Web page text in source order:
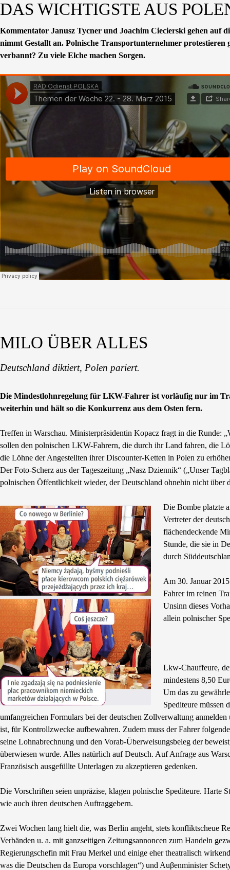
DAS WICHTIGSTE AUS
Kommentator Janusz Tycner und Joachim Ciecierski gehen auf
nimmt Gestallt an. Polnische Transportunternehmer protestieren
verbannt? Zu viele Elche machen Sorgen.
MILO ÜBER ALLES
Deutschland diktiert, Polen pariert.
Die Mindestlohnregelung für LKW-Fahrer ist vorläufig nur im
weiterhin und hält so die Konkurrenz aus dem Osten fern.
Treffen in Warschau. Ministerpräsidentin Kopacz fragt in die Runde:
sollen den polnischen LKW-Fahrern, die durch ihr Land fahren, die
die Löhne der Angestellten ihrer Discounter-Ketten in Polen zu
Der Foto-Scherz aus der Tageszeitung „Nasz Dziennik“ („Unser
polnischen Öffentlichkeit wieder, der Deutschland ohnehin nicht über
Die Bombe platzte
Vertreter der
flächendeckende
Stunde, die sie in
durch
Am 30. Januar
Fahrer im reinen
Unsinn dieses
allein polnischer
Lkw-Chauffeure,
mindestens 8,50
Um das zu
Spediteure müssen
umfangreichen Formulars bei der deutschen Zollverwaltung
ist, für Kontrollzwecke aufbewahren. Zudem muss der Fahrer
seine Lohnabrechnung und den Vorab-Überweisungsbeleg der
überwiesen wurde. Alles natürlich auf Deutsch. Auf Anfrage aus
Französisch ausgefüllte Unterlagen zu akzeptieren gedenken.
Die Vorschriften seien unpräzise, klagen polnische Spediteure. Harte
wie auch ihren deutschen Auftraggebern.
Zwei Wochen lang hielt die, was Berlin angeht, stets konfliktscheue
Verbänden u. a. mit ganzseitigen Zeitungsannoncen zum Handeln
Regierungschefin mit Frau Merkel und einige eher theatralisch
was die Deutschen da Europa vorschlagen“) und Auβenminister